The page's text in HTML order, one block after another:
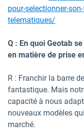
pour-selectionner-
telematiques/
Q : En quoi Geotab
en matière de prise
R : Franchir la barre
fantastique. Mais
capacité à nous
nouveaux modèles
marché.